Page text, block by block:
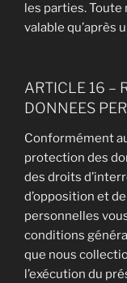
les parties.
valable qu’après
ARTICLE 16 –
DONNEES
Conformément
protection des
des droits
d’opposition et
personnelles
conditions
que nous
l’exécution du